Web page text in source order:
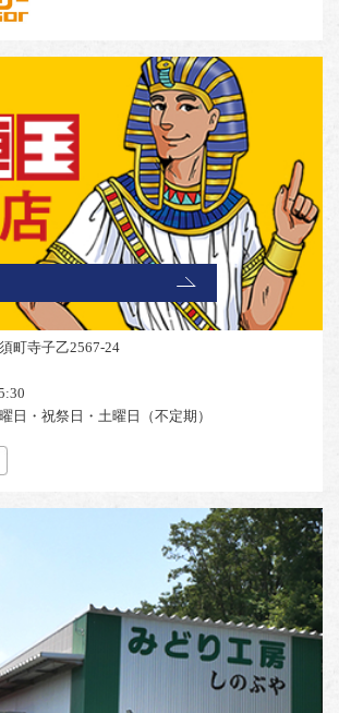
町寺子乙2567-24
日・祝祭日・土曜日（不定期）